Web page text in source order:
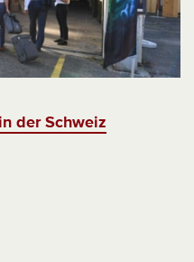
der Schweiz